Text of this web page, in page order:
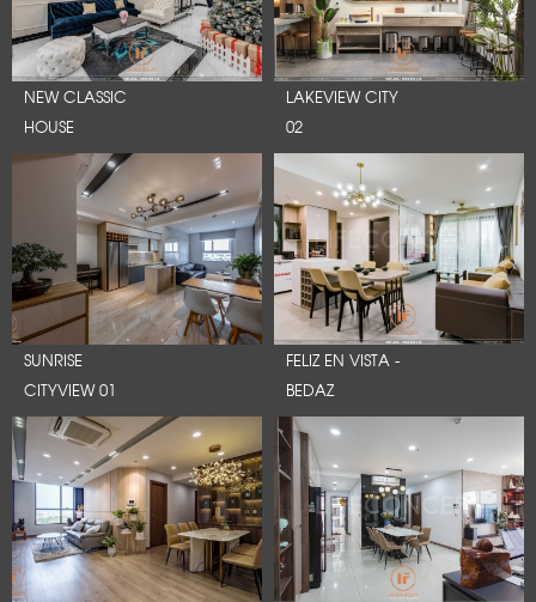
NEW CLASSIC
HOUSE
LAKEVIEW CITY
02
SUNRISE
CITYVIEW 01
FELIZ EN VISTA -
BEDAZ